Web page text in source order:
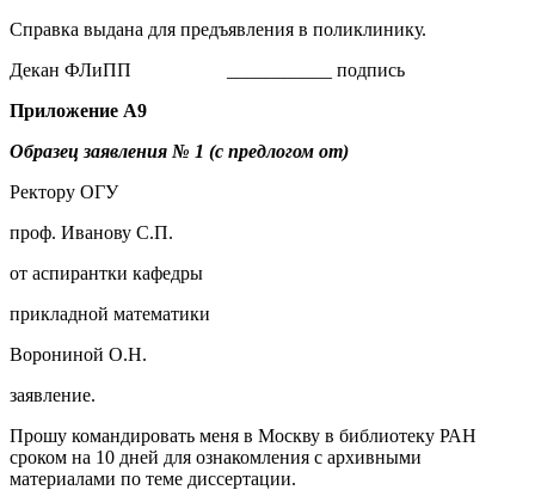
Справка выдана для предъявления в поликлинику.
Декан ФЛиПП ___________ подпись
Приложение А9
Образец заявления № 1 (с предлогом от)
Ректору ОГУ
проф. Иванову С.П.
от аспирантки кафедры
прикладной математики
Ворониной О.Н.
заявление.
Прошу командировать меня в Москву в библиотеку РАН
сроком на 10 дней для ознакомления с архивными
материалами по теме диссертации.